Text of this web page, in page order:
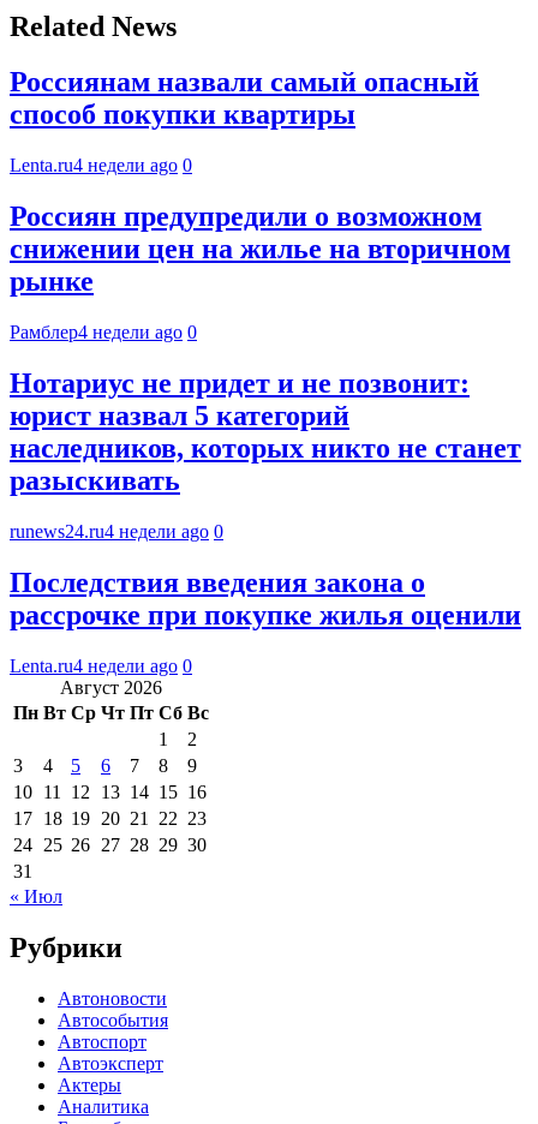
Related News
Россиянам назвали самый опасный
способ покупки квартиры
Lenta.ru4 недели ago 0
Россиян предупредили о возможном
снижении цен на жилье на вторичном
рынке
Рамблер4 недели ago 0
Нотариус не придет и не позвонит:
юрист назвал 5 категорий
наследников, которых никто не станет
разыскивать
runews24.ru4 недели ago 0
Последствия введения закона о
рассрочке при покупке жилья оценили
Lenta.ru4 недели ago 0
Август 2026
Пн Вт Ср Чт Пт Сб Вс
1
2
3
4 5 6 7 8
9
10 11 12 13 14 15 16
17 18 19 20 21 22 23
24 25 26 27 28 29 30
31
« Июл
Рубрики
Автоновости
Автособытия
Автоспорт
Автоэксперт
Актеры
Аналитика